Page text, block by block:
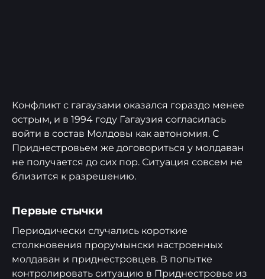
Конфликт с гагаузами оказался гораздо менее
острым, и в 1994 году Гагаузия согласилась
войти в состав Молдовы как автономия. С
Приднестровьем же договориться у молдаван
не получается до сих пор. Ситуация совсем не
близится к разрешению.
Первые стычки
Периодически случались короткие
столкновения прорумынски настроенных
молдаван и приднестровцев. В попытке
контролировать ситуацию в Приднестровье из